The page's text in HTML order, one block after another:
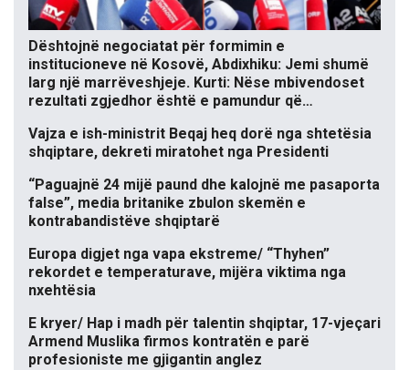
Dështojnë negociatat për formimin e
institucioneve në Kosovë, Abdixhiku: Jemi shumë
larg një marrëveshjeje. Kurti: Nëse mbivendoset
rezultati zgjedhor është e pamundur që…
Vajza e ish-ministrit Beqaj heq dorë nga shtetësia
shqiptare, dekreti miratohet nga Presidenti
“Paguajnë 24 mijë paund dhe kalojnë me pasaporta
false”, media britanike zbulon skemën e
kontrabandistëve shqiptarë
Europa digjet nga vapa ekstreme/ “Thyhen”
rekordet e temperaturave, mijëra viktima nga
nxehtësia
E kryer/ Hap i madh për talentin shqiptar, 17-vjeçari
Armend Muslika firmos kontratën e parë
profesioniste me gjigantin anglez